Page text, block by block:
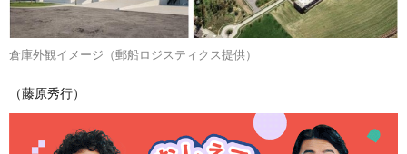
倉庫外観イメージ（郵船ロジスティクス提供）
（藤原秀行）